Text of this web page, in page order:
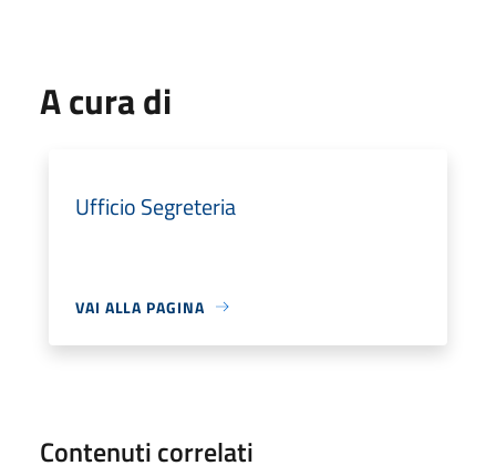
A cura di
Ufficio Segreteria
VAI ALLA PAGINA
Contenuti correlati